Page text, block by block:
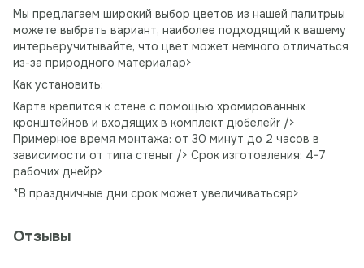
Мы предлагаем широкий выбор цветов из нашей палитрыы
можете выбрать вариант, наиболее подходящий к вашему
интерьеручитывайте, что цвет может немного отличаться
из-за природного материалаp>
Как установить:
Карта крепится к стене с помощью хромированных
кронштейнов и входящих в комплект дюбелейr />
Примерное время монтажа: от 30 минут до 2 часов в
зависимости от типа стеныr /> Срок изготовления: 4-7
рабочих днейp>
*В праздничные дни срок может увеличиватьсяp>
Отзывы